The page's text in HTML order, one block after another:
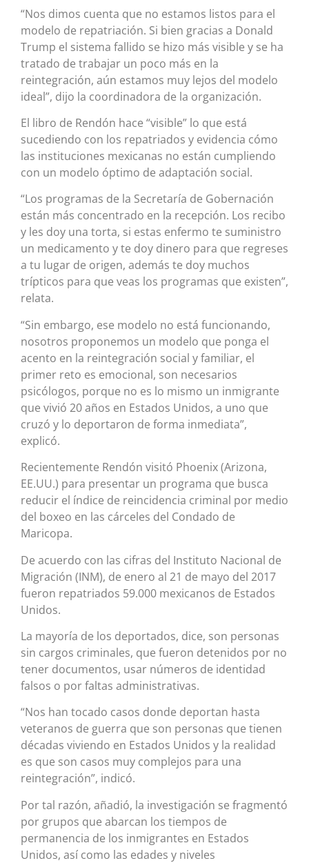
“Nos dimos cuenta que no estamos listos para el
modelo de repatriación. Si bien gracias a Donald
Trump el sistema fallido se hizo más visible y se ha
tratado de trabajar un poco más en la
reintegración, aún estamos muy lejos del modelo
ideal”, dijo la coordinadora de la organización.
El libro de Rendón hace “visible” lo que está
sucediendo con los repatriados y evidencia cómo
las instituciones mexicanas no están cumpliendo
con un modelo óptimo de adaptación social.
“Los programas de la Secretaría de Gobernación
están más concentrado en la recepción. Los recibo
y les doy una torta, si estas enfermo te suministro
un medicamento y te doy dinero para que regreses
a tu lugar de origen, además te doy muchos
trípticos para que veas los programas que existen”,
relata.
“Sin embargo, ese modelo no está funcionando,
nosotros proponemos un modelo que ponga el
acento en la reintegración social y familiar, el
primer reto es emocional, son necesarios
psicólogos, porque no es lo mismo un inmigrante
que vivió 20 años en Estados Unidos, a uno que
cruzó y lo deportaron de forma inmediata”,
explicó.
Recientemente Rendón visitó Phoenix (Arizona,
EE.UU.) para presentar un programa que busca
reducir el índice de reincidencia criminal por medio
del boxeo en las cárceles del Condado de
Maricopa.
De acuerdo con las cifras del Instituto Nacional de
Migración (INM), de enero al 21 de mayo del 2017
fueron repatriados 59.000 mexicanos de Estados
Unidos.
La mayoría de los deportados, dice, son personas
sin cargos criminales, que fueron detenidos por no
tener documentos, usar números de identidad
falsos o por faltas administrativas.
“Nos han tocado casos donde deportan hasta
veteranos de guerra que son personas que tienen
décadas viviendo en Estados Unidos y la realidad
es que son casos muy complejos para una
reintegración”, indicó.
Por tal razón, añadió, la investigación se fragmentó
por grupos que abarcan los tiempos de
permanencia de los inmigrantes en Estados
Unidos, así como las edades y niveles